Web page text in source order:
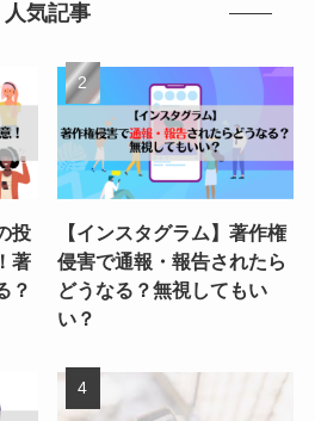
人気記事
投
著
？
【インスタグラム】著作権
侵害で通報・報告されたら
どうなる？無視してもい
い？